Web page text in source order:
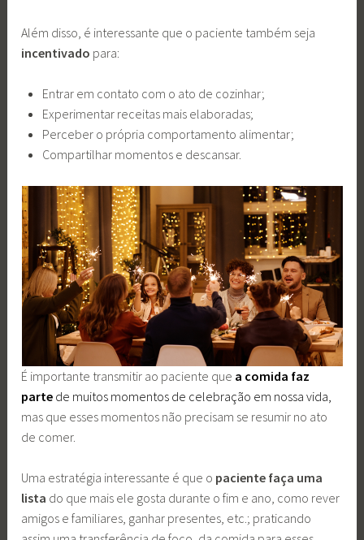
Além disso, é interessante que o paciente também seja
incentivado para:
Entrar em contato com o ato de cozinhar;
Experimentar receitas mais elaboradas;
Perceber o própria comportamento alimentar;
Compartilhar momentos e descansar.
É importante transmitir ao paciente que a comida faz
parte de muitos momentos de celebração em nossa vida,
mas que esses momentos não precisam se resumir no ato
de comer.
Uma estratégia interessante é que o paciente faça uma
lista do que mais ele gosta durante o fim e ano, como rever
amigos e familiares, ganhar presentes, etc.; praticando